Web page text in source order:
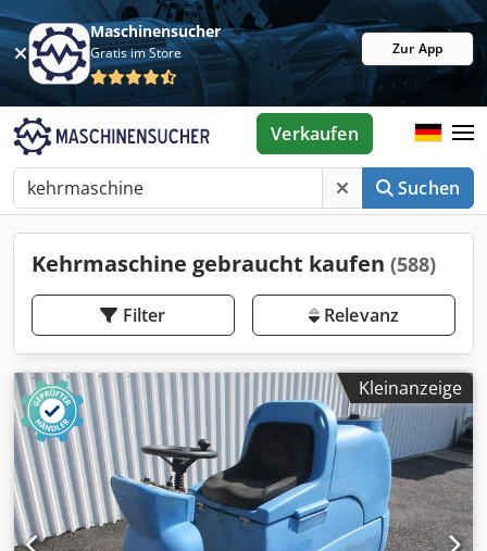
Maschinensucher
Gratis im Store Zur App
Suchen
Verkaufen
Kehrmaschine gebraucht kaufen (588)
Filter Relevanz
Kleinanzeige